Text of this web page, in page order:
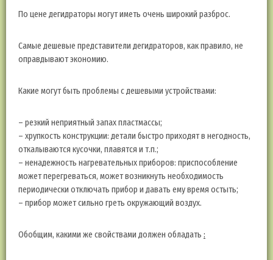
По цене дегидраторы могут иметь очень широкий разброс.
Самые дешевые представители дегидраторов, как правило, не
оправдывают экономию.
Какие могут быть проблемы с дешевыми устройствами:
– резкий неприятный запах пластмассы;
– хрупкость конструкции: детали быстро приходят в негодность,
откалываются кусочки, плавятся и т.п.;
– ненадежность нагревательных приборов: приспособление
может перегреваться, может возникнуть необходимость
периодически отключать прибор и давать ему время остыть;
– прибор может сильно греть окружающий воздух.
Обобщим, какими же свойствами должен обладать :